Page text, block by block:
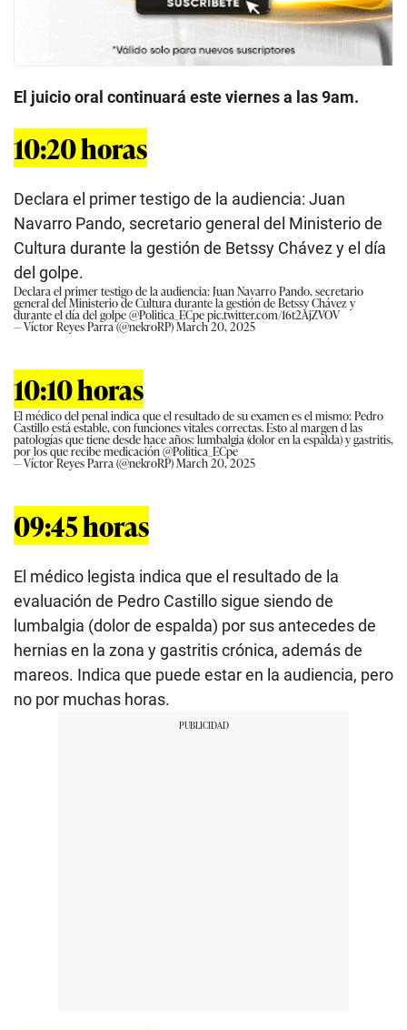
El juicio oral continuará este viernes a las 9am.
10:20 horas
Declara el primer testigo de la audiencia: Juan
Navarro Pando, secretario general del Ministerio de
Cultura durante la gestión de Betssy Chávez y el día
del golpe.
Declara el primer testigo de la audiencia: Juan Navarro Pando, secretario
general del Ministerio de Cultura durante la gestión de Betssy Chávez y
durante el día del golpe@Politica_ECpepic.twitter.com/16t2AjZVOV
— Víctor Reyes Parra (@nekroRP)March 20, 2025
10:10 horas
El médico del penal indica que el resultado de su examen es el mismo: Pedro
Castillo está estable, con funciones vitales correctas. Esto al margen d las
patologías que tiene desde hace años: lumbalgia (dolor en la espalda) y gastritis,
por los que recibe medicación@Politica_ECpe
— Víctor Reyes Parra (@nekroRP)March 20, 2025
09:45 horas
El médico legista indica que el resultado de la
evaluación de Pedro Castillo sigue siendo de
lumbalgia (dolor de espalda) por sus antecedes de
hernias en la zona y gastritis crónica, además de
mareos. Indica que puede estar en la audiencia, pero
no por muchas horas.